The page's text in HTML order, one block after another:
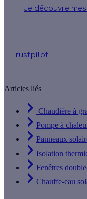
Je découvre
Trustpilot
Articles liés
Chaudière à
Pompe à
Panneaux
Isolation
Fenêtres
Chauffe-eau